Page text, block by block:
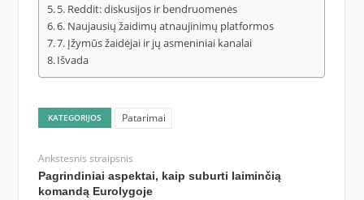
5. Reddit: diskusijos ir bendruomenės
6. Naujausių žaidimų atnaujinimų platformos
7. Įžymūs žaidėjai ir jų asmeniniai kanalai
Išvada
KATEGORIJOS Patarimai
Ankstesnis straipsnis
Pagrindiniai aspektai, kaip suburti laiminčią
komandą Eurolygoje